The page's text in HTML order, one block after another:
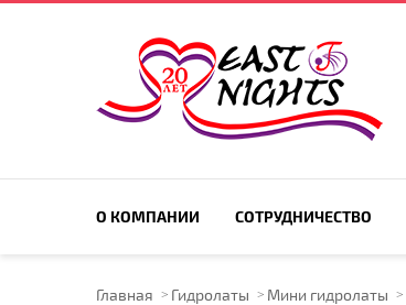
О КОМПАНИИ СОТРУДНИЧЕСТВО
ПОИСК ПО САЙТУ
Главная Гидролаты Мини гидролаты